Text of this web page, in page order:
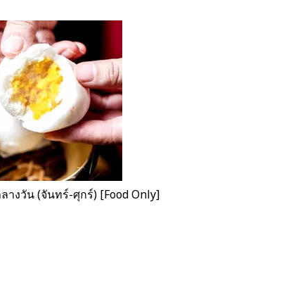
างวัน (จันทร์-ศุกร์) [Food Only]